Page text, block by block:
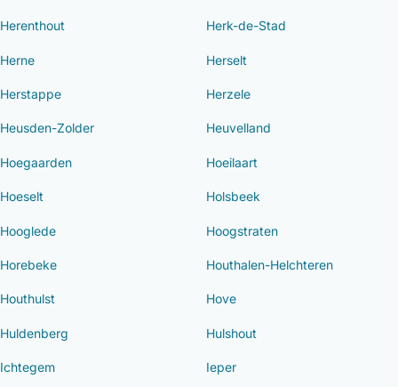
Herenthout Herk-de-Stad
Herne Herselt
Herstappe Herzele
Heusden-Zolder Heuvelland
Hoegaarden Hoeilaart
Hoeselt Holsbeek
Hooglede Hoogstraten
Horebeke Houthalen-Helchteren
Houthulst Hove
Huldenberg Hulshout
Ichtegem Ieper